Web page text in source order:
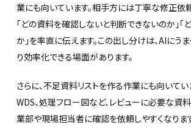
業にも向いています。相手方には丁寧な修正依
「どの資料を確認しないと判断できないのか」「
か」を率直に伝えます。この出し分けは、AIにう
り効率化できる場面があります。
さらに、不足資料リストを作る作業にも向いてい
WDS、処理フロー図など、レビューに必要な資
業部や現場担当者に確認を依頼しやすくなりま